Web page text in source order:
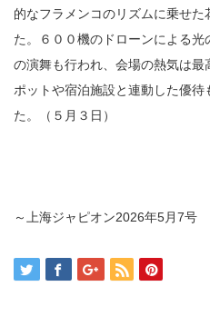
的なフラメンコのリズムに乗せ
た。６００機のドローンによる光
の演舞も行われ、会場の熱気は
ポットや宿泊施設と連動した優
た。（５月３日）
～上海ジャピオン2026年5月7号